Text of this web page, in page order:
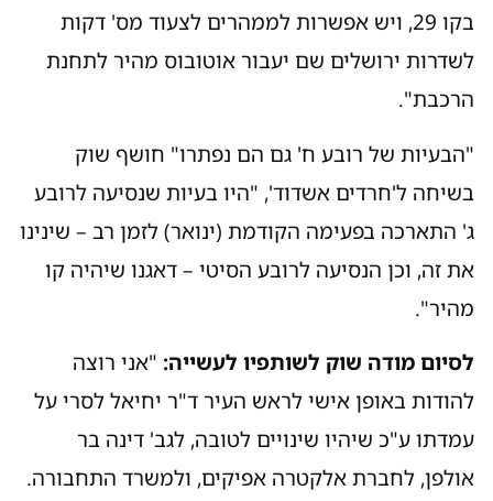
בקו 29, ויש אפשרות לממהרים לצעוד מס' דקות
לשדרות ירושלים שם יעבור אוטובוס מהיר לתחנת
הרכבת".
"הבעיות של רובע ח' גם הם נפתרו" חושף שוק
בשיחה ל'חרדים אשדוד', "היו בעיות שנסיעה לרובע
ג' התארכה בפעימה הקודמת (ינואר) לזמן רב – שינינו
את זה, וכן הנסיעה לרובע הסיטי – דאגנו שיהיה קו
מהיר".
לסיום מודה שוק לשותפיו לעשייה:"אני רוצה
להודות באופן אישי לראש העיר ד"ר יחיאל לסרי על
עמדתו ע"כ שיהיו שינויים לטובה, לגב' דינה בר
אולפן, לחברת אלקטרה אפיקים, ולמשרד התחבורה.